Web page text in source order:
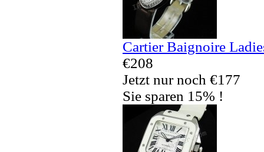
Cartier Baignoire
€208
Jetzt nur noch €177
Sie sparen 15% !